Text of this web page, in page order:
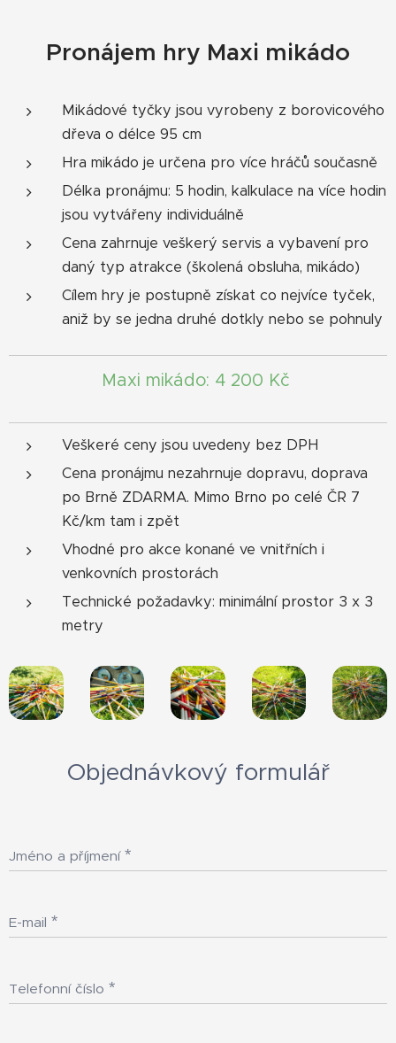
Pronájem hry Maxi mikádo
Mikádové tyčky jsou vyrobeny z borovicového
dřeva o délce 95 cm
Hra mikádo je určena pro více hráčů současně
Délka pronájmu: 5 hodin, kalkulace na více hodin
jsou vytvářeny individuálně
Cena zahrnuje veškerý servis a vybavení pro
daný typ atrakce (školená obsluha, mikádo)
Cílem hry je postupně získat co nejvíce tyček,
aniž by se jedna druhé dotkly nebo se pohnuly
Maxi mikádo: 4 200 Kč
Veškeré ceny jsou uvedeny bez DPH
Cena pronájmu nezahrnuje dopravu, doprava
po Brně ZDARMA. Mimo Brno po celé ČR 7
Kč/km tam i zpět
Vhodné pro akce konané ve vnitřních i
venkovních prostorách
Technické požadavky: minimální prostor 3 x 3
metry
Objednávkový formulář
Jméno a příjmení
E-mail
Telefonní číslo